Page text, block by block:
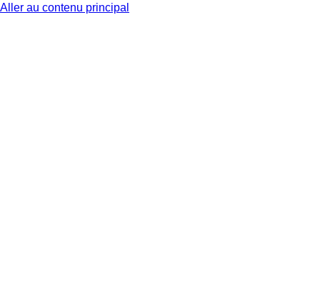
Aller au contenu principal